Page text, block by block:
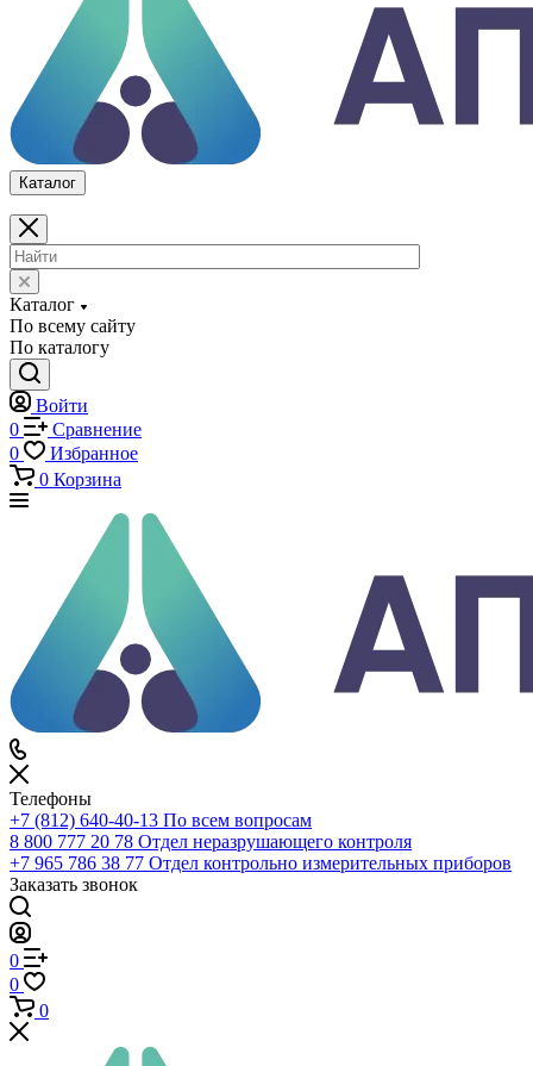
Каталог
По всему сайту
По каталогу
Войти
0
Сравнение
Избранное
0 Корзина
Каталог
По всему сайту
По каталогу
0
Сравнение
0
Избранное
0 Корзина